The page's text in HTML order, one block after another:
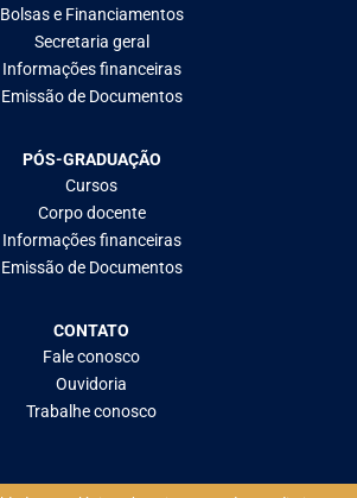
Bolsas e Financiamentos
Secretaria geral
Informações financeiras
Emissão de Documentos
PÓS-GRADUAÇÃO
Cursos
Corpo docente
Informações financeiras
Emissão de Documentos
CONTATO
Fale conosco
Ouvidoria
Trabalhe conosco